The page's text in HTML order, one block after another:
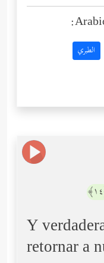
الطبري
Y
retornar a